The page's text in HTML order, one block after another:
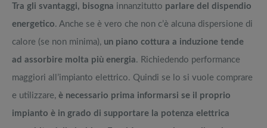
Tra gli svantaggi, bisogna innanzitutto parlare del dispendio
energetico. Anche se è vero che non c’è alcuna dispersione di
calore (se non minima), un piano cottura a induzione tende
ad assorbire molta più energia. Richiedendo performance
maggiori all’impianto elettrico. Quindi se lo si vuole comprare
e utilizzare, è necessario prima informarsi se il proprio
impianto è in grado di supportare la potenza elettrica